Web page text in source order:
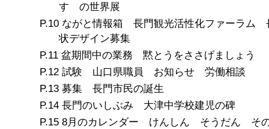
すゞの世界展
ながと情報箱 長門観光活性化ファーラム
状デザイン募集
盆期間中の業務 黙とうをささげましょう
試験 山口県職員 お知らせ 労働相談
募集 長門市民の誕生
長門のいしぶみ 大津中学校建児の碑
8月のカレンダー けんしん そうだん そ